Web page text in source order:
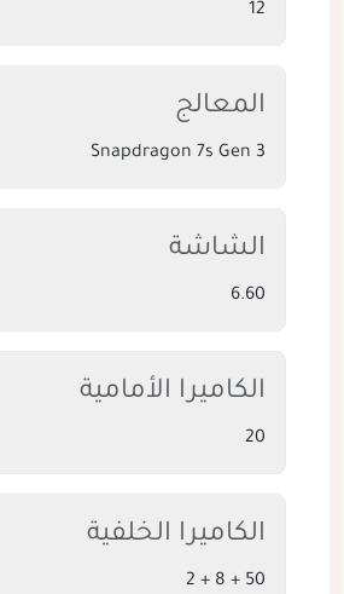
12
المعالج
Snapdragon 7s Gen 3
الشاشة
6.60
الكاميرا الأمامية
20
الكاميرا الخلفية
50 + 8 + 2